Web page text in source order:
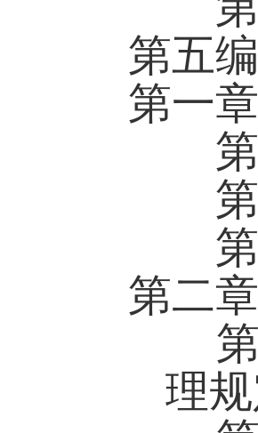
第五
第一
第
第
第
第二
第
理